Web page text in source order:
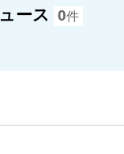
ース 0件